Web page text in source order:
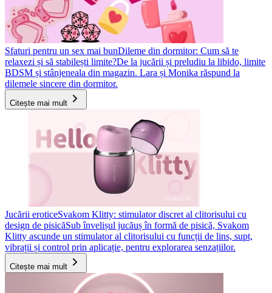
Sfaturi pentru un sex mai bunDileme din dormitor: Cum să te
relaxezi și să stabilești limite?De la jucării și preludiu la libido, limite
BDSM și stânjeneala din magazin. Lara și Monika răspund la
dilemele sincere din dormitor.
Citește mai mult
Jucării eroticeSvakom Klitty: stimulator discret al clitorisului cu
design de pisicăSub învelișul jucăuș în formă de pisică, Svakom
Klitty ascunde un stimulator al clitorisului cu funcții de lins, supt,
vibrații și control prin aplicație, pentru explorarea senzațiilor.
Citește mai mult